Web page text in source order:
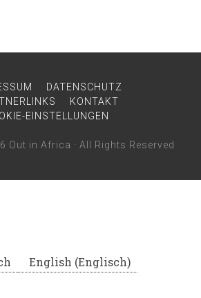
DATENSCHUTZ
KONTAKT
EINSTELLUNGEN
Out in Africa · All Rights Reserved
English (Englisch)